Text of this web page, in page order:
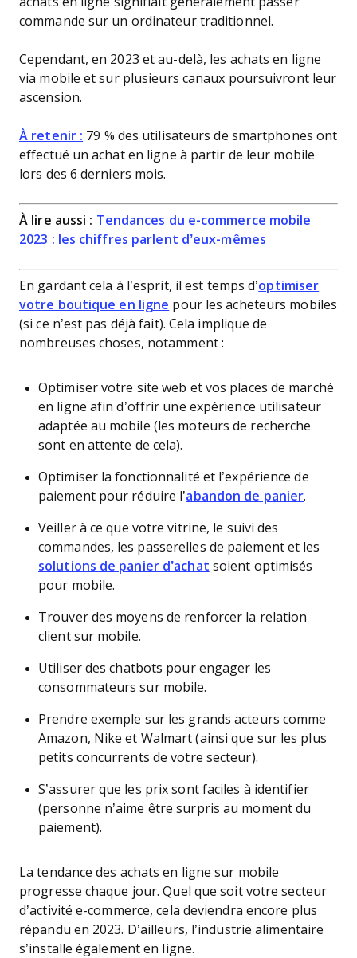
commande sur un ordinateur traditionnel.
Cependant, en 2023 et au-delà, les achats en ligne
via mobile et sur plusieurs canaux poursuivront leur
ascension.
À retenir : 79 % des utilisateurs de smartphones ont
effectué un achat en ligne à partir de leur mobile
lors des 6 derniers mois.
À lire aussi : Tendances du e-commerce mobile
2023 : les chiffres parlent d’eux-mêmes
En gardant cela à l’esprit, il est temps d’optimiser
votre boutique en ligne pour les acheteurs mobiles
(si ce n’est pas déjà fait). Cela implique de
nombreuses choses, notamment :
Optimiser votre site web et vos places de marché
en ligne afin d’offrir une expérience utilisateur
adaptée au mobile (les moteurs de recherche
sont en attente de cela).
Optimiser la fonctionnalité et l’expérience de
paiement pour réduire l’abandon de panier.
Veiller à ce que votre vitrine, le suivi des
commandes, les passerelles de paiement et les
solutions de panier d’achat soient optimisés
pour mobile.
Trouver des moyens de renforcer la relation
client sur mobile.
Utiliser des chatbots pour engager les
consommateurs sur mobile.
Prendre exemple sur les grands acteurs comme
Amazon, Nike et Walmart (ainsi que sur les plus
petits concurrents de votre secteur).
S’assurer que les prix sont faciles à identifier
(personne n’aime être surpris au moment du
paiement).
La tendance des achats en ligne sur mobile
progresse chaque jour. Quel que soit votre secteur
d’activité e-commerce, cela deviendra encore plus
répandu en 2023. D’ailleurs, l’industrie alimentaire
s’installe également en ligne.